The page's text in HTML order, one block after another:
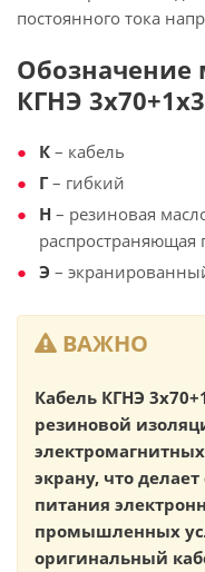
постоянного тока
Обозначение
КГНЭ
К – кабель
Г – гибкий
Н – резиновая
распространяющая
Э –
ВАЖНО
Кабель КГНЭ
резиновой
экрану, что
питания
промышленных
оригинальный